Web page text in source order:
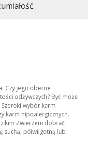
Czy jego obecne
odżywczych? Być może
wybór karm
karm hipoalergicznych.
Zwierzem dobrać
półwilgotną lub